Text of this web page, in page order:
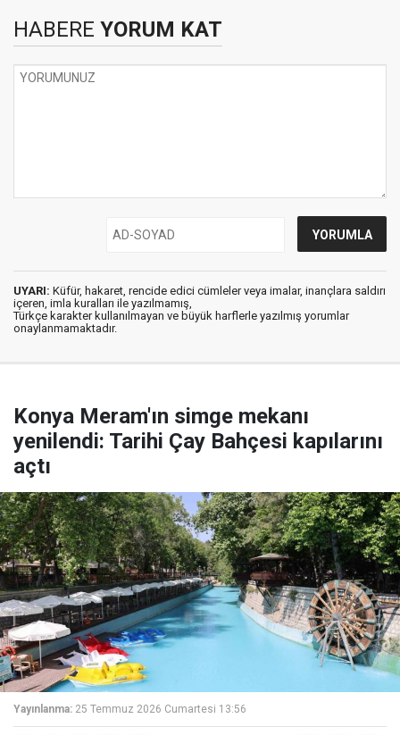
HABERE YORUM KAT
UYARI: Küfür, hakaret, rencide edici cümleler veya imalar, inançlara saldırı
içeren, imla kuralları ile yazılmamış,
Türkçe karakter kullanılmayan ve büyük harflerle yazılmış yorumlar
onaylanmamaktadır.
Konya Meram'ın simge mekanı
yenilendi: Tarihi Çay Bahçesi kapılarını
açtı
Yayınlanma: 25 Temmuz 2026 Cumartesi 13:56